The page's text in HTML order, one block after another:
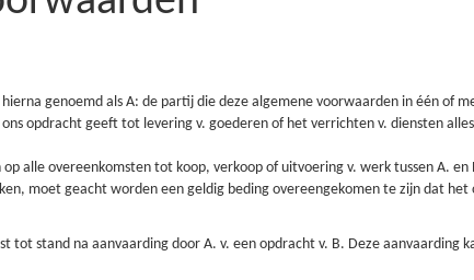
genoemd als A: de partij die deze algemene voorwaarden in één of
opdracht geeft tot levering v. goederen of het verrichten v. diensten
alle overeenkomsten tot koop, verkoop of uitvoering v. werk tussen A. en
moet geacht worden een geldig beding overeengekomen te zijn dat
tot stand na aanvaarding door A. v. een opdracht v. B. Deze aanvaarding